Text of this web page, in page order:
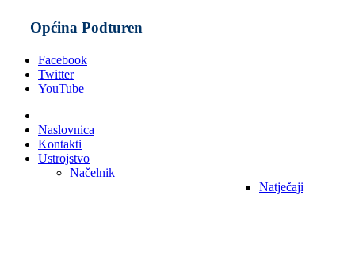
Općina Podturen
Facebook
Twitter
YouTube
Naslovnica
Kontakti
Ustrojstvo
Načelnik
Natječaji